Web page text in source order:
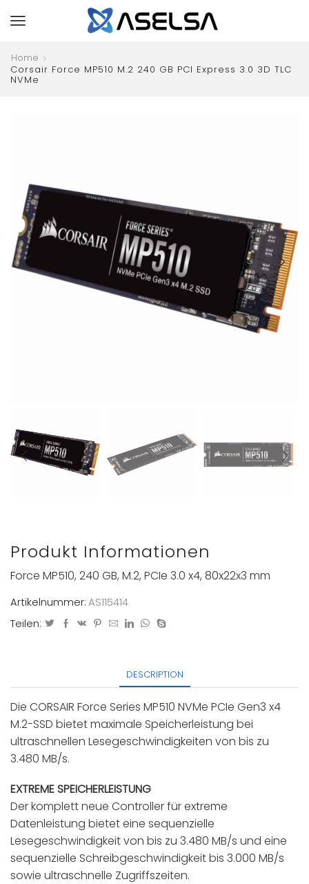
Home
Corsair Force MP510 M.2 240 GB PCI Express 3.0 3D TLC
NVMe
Produkt Informationen
Force MP510, 240 GB, M.2, PCIe 3.0 x4, 80x22x3 mm
Artikelnummer:AS115414
Teilen:
DESCRIPTION
Die CORSAIR Force Series MP510 NVMe PCIe Gen3 x4
M.2-SSD bietet maximale Speicherleistung bei
ultraschnellen Lesegeschwindigkeiten von bis zu
3.480 MB/s.
EXTREME SPEICHERLEISTUNG
Der komplett neue Controller für extreme
Datenleistung bietet eine sequenzielle
Lesegeschwindigkeit von bis zu 3.480 MB/s und eine
sequenzielle Schreibgeschwindigkeit bis 3.000 MB/s
sowie ultraschnelle Zugriffszeiten.